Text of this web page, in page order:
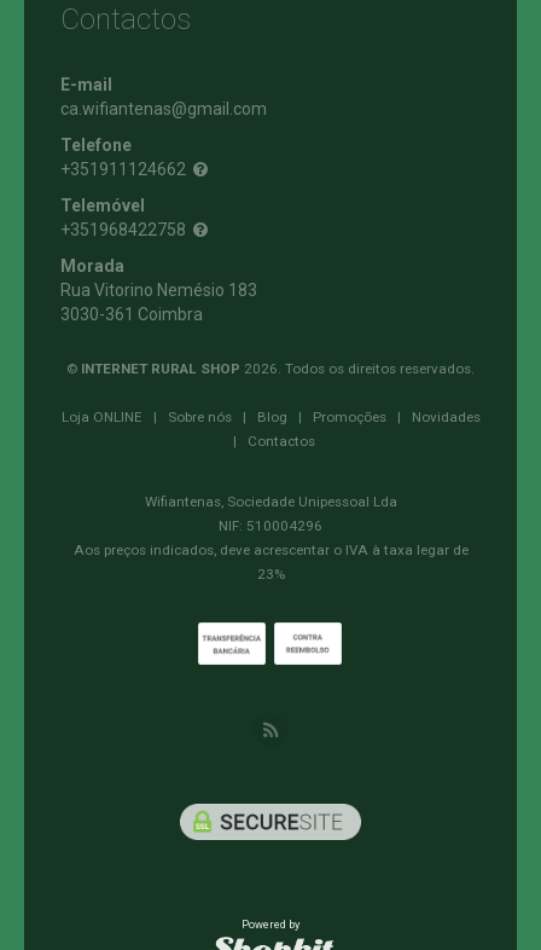
Contactos
E-mail
ca.wifiantenas@gmail.com
Telefone
+351911124662
Telemóvel
+351968422758
Morada
Rua Vitorino Nemésio 183
3030-361 Coimbra
© INTERNET RURAL SHOP 2026. Todos os direitos reservados.
Loja ONLINE | Sobre nós| Blog | Promoções|
Novidades
| Contactos
Wifiantenas, Sociedade Unipessoal Lda
NIF: 510004296
Aos preços indicados, deve acrescentar o IVA à taxa legar de
23%
Powered by